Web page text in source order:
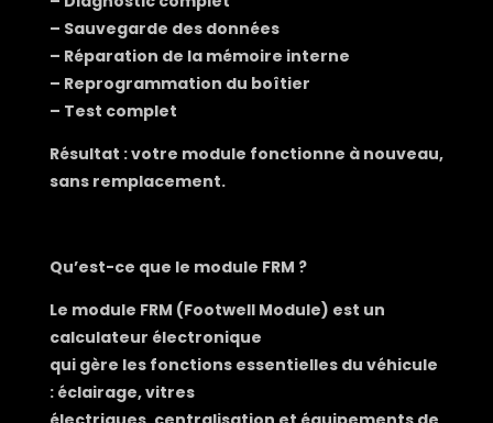
– Sauvegarde des données
– Réparation de la mémoire interne
– Reprogrammation du boîtier
– Test complet
Résultat : votre module fonctionne à nouveau,
sans remplacement.
Qu’est-ce que le module FRM ?
Le module FRM (Footwell Module) est un
calculateur électronique
qui gère les fonctions essentielles du véhicule
: éclairage, vitres